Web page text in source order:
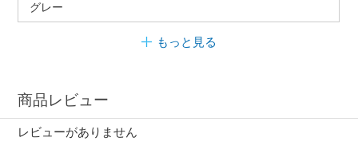
グレー
もっと見る
商品レビュー
レビューがありません